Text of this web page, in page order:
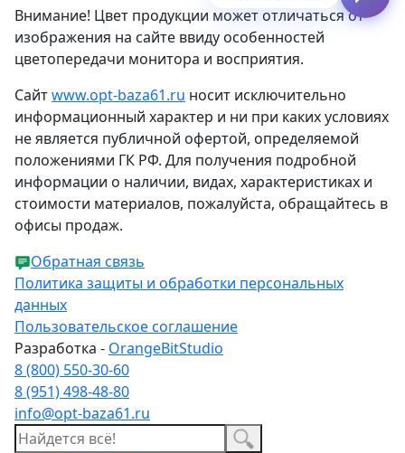
Внимание! Цвет продукции может отличаться от
изображения на сайте ввиду особенностей
цветопередачи монитора и восприятия.
Сайтwww.opt-baza61.ru носит исключительно
информационный характер и ни при каких условиях
не является публичной офертой, определяемой
положениями ГК РФ. Для получения подробной
информации о наличии, видах, характеристиках и
стоимости материалов, пожалуйста, обращайтесь в
офисы продаж.
Обратная связь
Политика защиты и обработки персональных
данных
Пользовательское соглашение
Разработка - OrangeBitStudio
8 (800) 550-30-60
8 (951) 498-48-80
info@opt-baza61.ru